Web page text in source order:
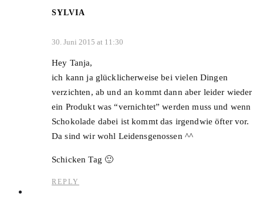
SYLVIA
30. Juni 2015 at 11:30
Hey Tanja,
ich kann ja glücklicherweise bei vielen Dingen
verzichten, ab und an kommt dann aber leider wieder
ein Produkt was “vernichtet” werden muss und wenn
Schokolade dabei ist kommt das irgendwie öfter vor.
Da sind wir wohl Leidensgenossen ^^
Schicken Tag 🙂
REPLY